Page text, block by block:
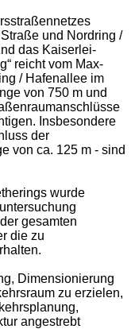
und Nordring /
das Kaiserlei-
reicht vom Max-
/ Hafenallee im
von 750 m und
Insbesondere
der
von ca. 125 m - sind
wurde
gesamten
die zu
Dimensionierung
zu erzielen,
angestrebt